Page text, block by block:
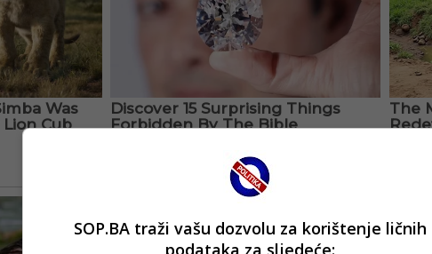
SOP.BA traži vašu dozvolu za korištenje ličnih
podataka za sljedeće: